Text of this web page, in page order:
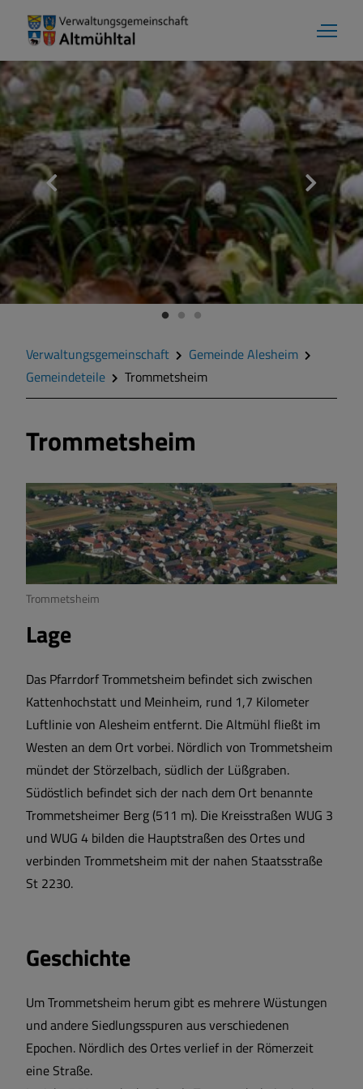
Gemeinde Alesheim
Grußwort
Kontakt
Zahlen und Daten
Geschichte
Gemeindeteile
Mitteilungsblatt
Vereine und Gruppen
Sport und Freizeit
Satzungen und Verordnungen
Sehenswertes
Wärmeplanung
Verwaltungsgemeinschaft
Gemeinde Alesheim
Gemeindeteile
Trommetsheim
Trommetsheim
Trommetsheim
Lage
Das Pfarrdorf Trommetsheim befindet sich zwischen
Kattenhochstatt und Meinheim, rund 1,7 Kilometer
Luftlinie von Alesheim entfernt. Die Altmühl fließt im
Westen an dem Ort vorbei. Nördlich von Trommetsheim
mündet der Störzelbach, südlich der Lüßgraben.
Südöstlich befindet sich der nach dem Ort benannte
Trommetsheimer Berg (511 m). Die Kreisstraßen WUG 3
und WUG 4 bilden die Hauptstraßen des Ortes und
verbinden Trommetsheim mit der nahen Staatsstraße
St 2230.
Geschichte
Um Trommetsheim herum gibt es mehrere Wüstungen
und andere Siedlungsspuren aus verschiedenen
Epochen. Nördlich des Ortes verlief in der Römerzeit
eine Straße.